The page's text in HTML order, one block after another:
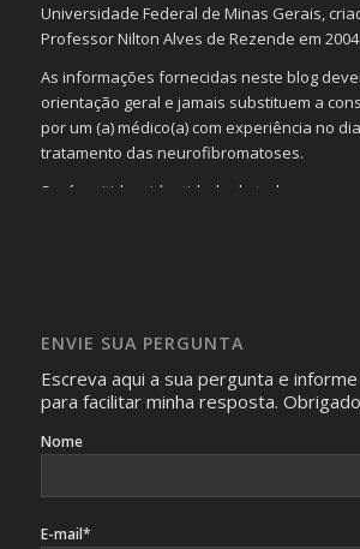
Universidade Federal de Minas Gerais,
Professor Nilton Alves de Rezende em 2004.
As informações fornecidas neste blog
orientação geral e jamais substituem a
por um (a) médico(a) com experiência no
tratamento das neurofibromatoses.
Será omitida a identidade de todas as
identificação da pessoa fotografada.
ENVIE SUA PERGUNTA
Escreva aqui a sua pergunta e
para facilitar minha resposta.
Nome
E-mail*